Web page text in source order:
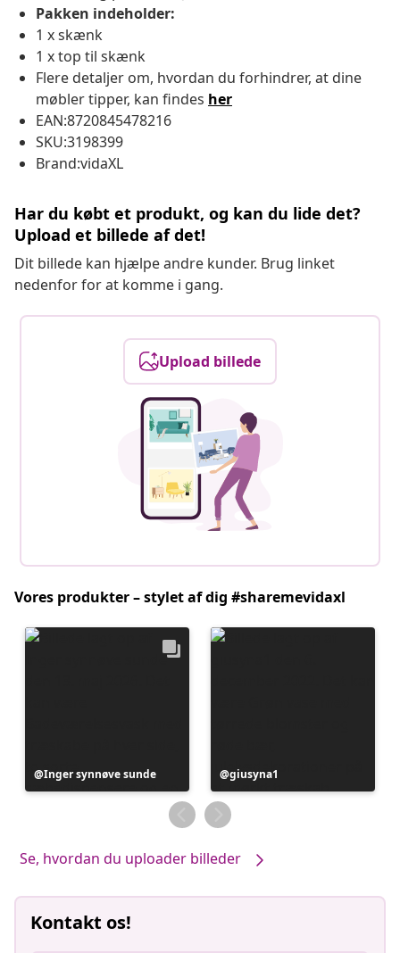
Pakken indeholder:
1 x skænk
1 x top til skænk
Flere detaljer om, hvordan du forhindrer, at dine
møbler tipper, kan findes her
EAN:8720845478216
SKU:3198399
Brand:vidaXL
Har du købt et produkt, og kan du lide det?
Upload et billede af det!
Dit billede kan hjælpe andre kunder. Brug linket
nedenfor for at komme i gang.
Upload billede
Vores produkter – stylet af dig #sharemevidaxl
Opslag
offentliggjort
Inger synnøve sunde
Opslag
offentliggjort
af
giusyna1
Se, hvordan du uploader billeder
Kontakt os!